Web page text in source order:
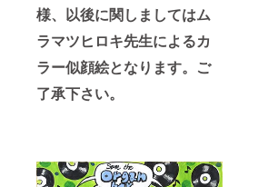
様、以後に関しましてはム
ラマツヒロキ先生によるカ
ラー似顔絵となります。ご
了承下さい。